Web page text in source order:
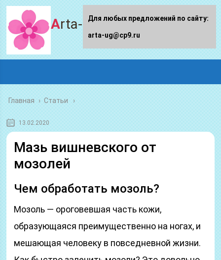
Arta-ug.ru
Главная › Статьи
13.02.2020
Мазь вишневского от
мозолей
Чем обработать мозоль?
Мозоль — ороговевшая часть кожи,
образующаяся преимущественно на ногах, и
мешающая человеку в повседневной жизни.
Для любых предложений по сайту:
arta-ug@cp9.ru